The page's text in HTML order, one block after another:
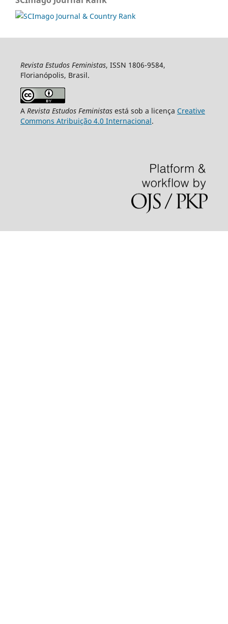
Revista Estudos Feministas, ISSN 1806-9584,
Florianópolis, Brasil.
A Revista Estudos Feministasestá sob a licença Creative
Commons Atribuição 4.0 Internacional.